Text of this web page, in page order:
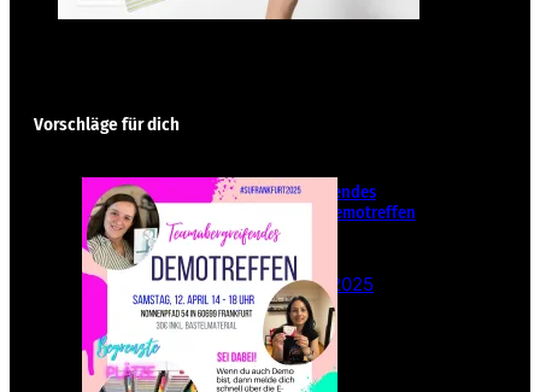
Vorschläge für dich
Teamübergreifendes
Stampin‘ Up! Demotreffen
– Sei dabei!
26. Februar 2025